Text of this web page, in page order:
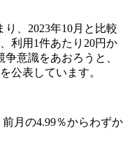
、2023年10月と比較
利用1件あたり20円か
意識をあおろうと、
公表しています。
月の4.99％からわずか